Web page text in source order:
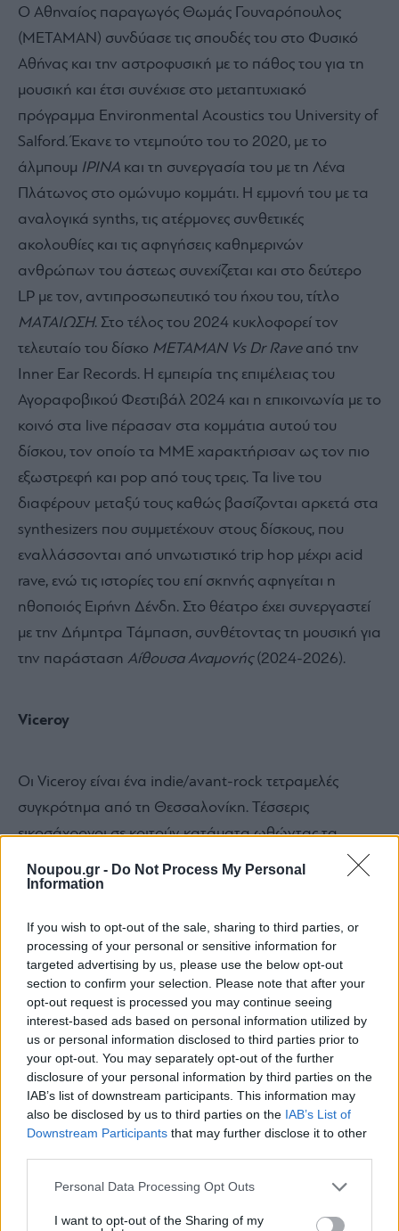
Noupou.gr - Do Not Process My Personal
Information
If you wish to opt-out of the sale, sharing to third parties, or
processing of your personal or sensitive information for
targeted advertising by us, please use the below opt-out
section to confirm your selection. Please note that after your
opt-out request is processed you may continue seeing
interest-based ads based on personal information utilized by
us or personal information disclosed to third parties prior to
your opt-out. You may separately opt-out of the further
disclosure of your personal information by third parties on the
IAB’s list of downstream participants. This information may
also be disclosed by us to third parties on the IAB’s List of
Downstream Participants that may further disclose it to other
Please note that this website/app uses one or more Google
not limited to your visit or usage behaviour. You may click to
Personal Data Processing Opt Outs
I want to opt-out of the Sharing of my
Ο Αθηναίος παραγωγός Θωμάς Γουναρόπουλος
(METAMAN) συνδύασε τις σπουδές του στο Φυσικό
Αθήνας και την αστροφυσική με το πάθος του για τη
μουσική και έτσι συνέχισε στο μεταπτυχιακό
πρόγραμμα Environmental Acoustics του University of
Salford. Έκανε το ντεμπούτο του το 2020, με το
άλμπουμ ΙΡΙΝΑ και τη συνεργασία του με τη Λένα
Πλάτωνος στο ομώνυμο κομμάτι. Η εμμονή του με τα
αναλογικά synths, τις ατέρμονες συνθετικές
ακολουθίες και τις αφηγήσεις καθημερινών
ανθρώπων του άστεως συνεχίζεται και στο δεύτερο
LP με τον, αντιπροσωπευτικό του ήχου του, τίτλο
ΜΑΤΑΙΩΣΗ. Στο τέλος του 2024 κυκλοφορεί τον
τελευταίο του δίσκο ΜΕΤΑΜAN Vs Dr Raveαπό την
Inner Ear Records. Η εμπειρία της επιμέλειας του
Αγοραφοβικού Φεστιβάλ 2024 και η επικοινωνία με το
κοινό στα live πέρασαν στα κομμάτια αυτού του
δίσκου, τον οποίο τα ΜΜΕ χαρακτήρισαν ως τον πιο
εξωστρεφή και pop από τους τρεις. Τα live του
διαφέρουν μεταξύ τους καθώς βασίζονται αρκετά στα
synthesizers που συμμετέχουν στους δίσκους, που
εναλλάσσονται από υπνωτιστικό trip hop μέχρι acid
rave, ενώ τις ιστορίες του επί σκηνής αφηγείται η
ηθοποιός Ειρήνη Δένδη. Στο θέατρο έχει συνεργαστεί
με την Δήμητρα Τάμπαση, συνθέτοντας τη μουσική για
την παράσταση Αίθουσα Αναμονής(2024-2026).
Viceroy
Οι Viceroy είναι ένα indie/avant-rock τετραμελές
συγκρότημα από τη Θεσσαλονίκη. Τέσσερις
εικοσάχρονοι σε κοιτούν κατάματα ωθώντας τα
όργανα τους πέρα από κάθε όριο, αγκαλιάζοντας το
feedback, τα ανορθόδοξα κουρδίσματα και το ηχητικό
Freedom Tastes Like Breakfast
τον Οκτώβριο του
2025 με τη Make Me Happy Records, σε ψηφιακή και
φυσική μορφή. Το συγκρότημα έχει χτίσει μια δυνατή
live παρουσία στην Ελλάδα, με εμφανίσεις στο
Schoolwave Festival (2025) στην Τεχνόπολη Αθηνών,
καθώς και με συμμετοχές σε συναυλίες μαζί με τους
Black Lips και τους The Underground Youth. Την
άνοιξη του 2025 πραγματοποίησαν περιοδεία σε δέκα
διαφορετικές πόλεις της Ευρώπης. Αυτή την περίοδο
Fine! Records.